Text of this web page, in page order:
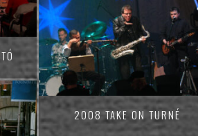
2008 TAKE ON TURNÉ